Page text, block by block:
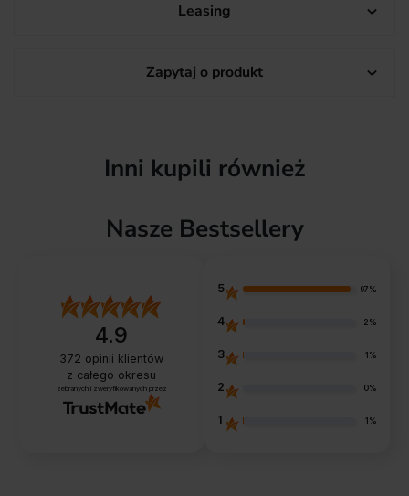
Leasing 
Zapytaj o produkt 
Inni kupili również
Nasze Bestsellery
4.9
372 opinii klientów
z całego okresu
zebranych i zweryfikowanych przez
5 97%
4 2%
3 1%
2 0%
1 1%